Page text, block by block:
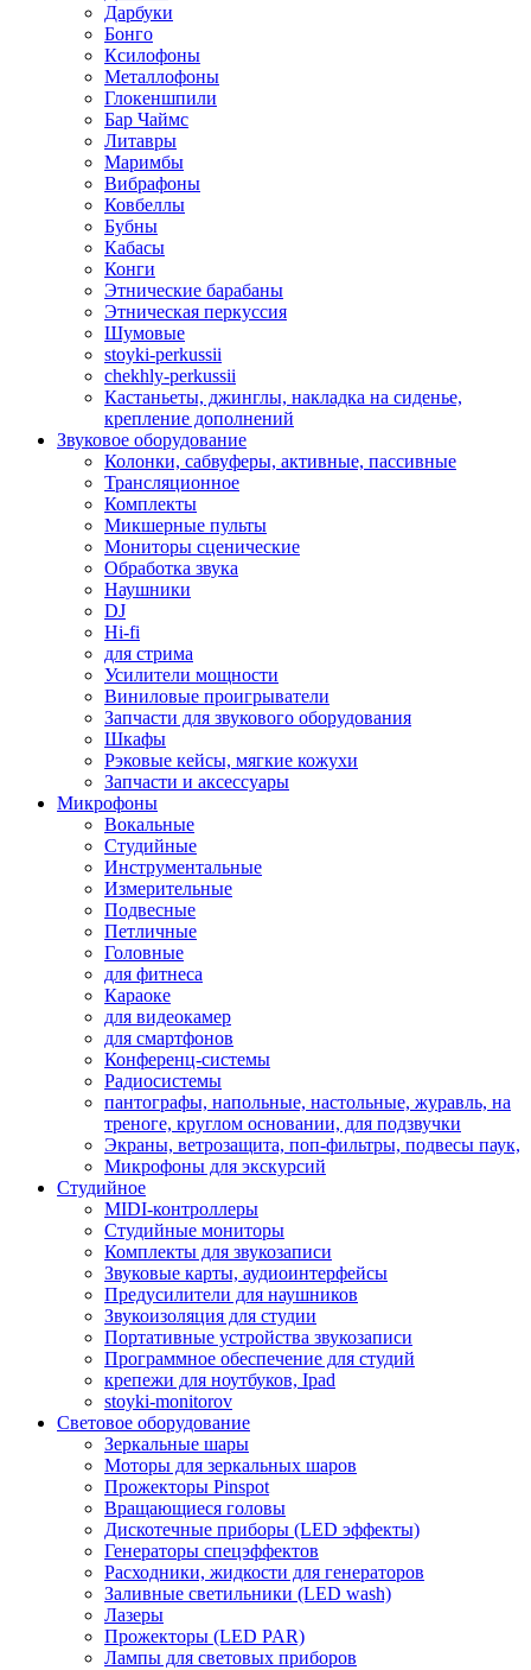
Дарбуки
Бонго
Ксилофоны
Металлофоны
Глокеншпили
Бар Чаймс
Литавры
Маримбы
Вибрафоны
Ковбеллы
Бубны
Кабасы
Конги
Этнические барабаны
Этническая перкуссия
Шумовые
stoyki-perkussii
chekhly-perkussii
Кастаньеты, джинглы, накладка на сиденье,
крепление дополнений
Звуковое оборудование
Колонки, сабвуферы, активные, пассивные
Трансляционное
Комплекты
Микшерные пульты
Мониторы сценические
Обработка звука
Наушники
DJ
Hi-fi
для стрима
Усилители мощности
Виниловые проигрыватели
Запчасти для звукового оборудования
Шкафы
Рэковые кейсы, мягкие кожухи
Запчасти и аксессуары
Микрофоны
Вокальные
Студийные
Инструментальные
Измерительные
Подвесные
Петличные
Головные
для фитнеса
Караоке
для видеокамер
для смартфонов
Конференц-системы
Радиосистемы
пантографы, напольные, настольные, журавль, на
треноге, круглом основании, для подзвучки
Экраны, ветрозащита, поп-фильтры, подвесы паук,
Микрофоны для экскурсий
Студийное
MIDI-контроллеры
Студийные мониторы
Комплекты для звукозаписи
Звуковые карты, аудиоинтерфейсы
Предусилители для наушников
Звукоизоляция для студии
Портативные устройства звукозаписи
Программное обеспечение для студий
крепежи для ноутбуков, Ipad
stoyki-monitorov
Световое оборудование
Зеркальные шары
Моторы для зеркальных шаров
Прожекторы Pinspot
Вращающиеся головы
Дискотечные приборы (LED эффекты)
Генераторы спецэффектов
Расходники, жидкости для генераторов
Заливные светильники (LED wash)
Лазеры
Прожекторы (LED PAR)
Лампы для световых приборов